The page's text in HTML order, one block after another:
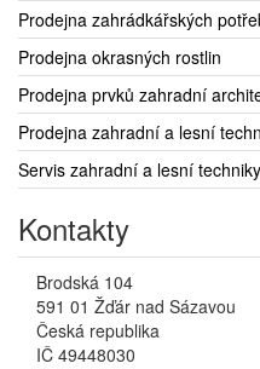
Prodejna zahrádkářských
Prodejna okrasných rostlin
Prodejna prvků zahradní
Prodejna zahradní a lesní
Servis zahradní a lesní techniky
Kontakty
Brodská 104
591 01 Žďár nad Sázavou
Česká republika
IČ 49448030